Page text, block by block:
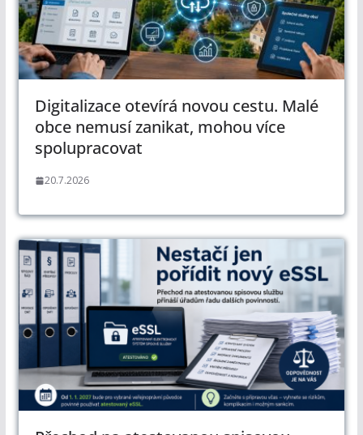
Digitalizace otevírá novou cestu. Malé
obce nemusí zanikat, mohou více
spolupracovat
20.7.2026